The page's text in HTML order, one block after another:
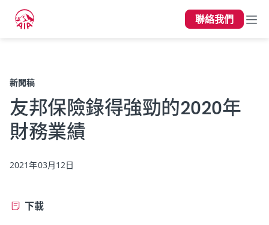
聯絡我們
新聞稿
友邦保險錄得強勁的2020年
財務業績
2021年03月12日
下載